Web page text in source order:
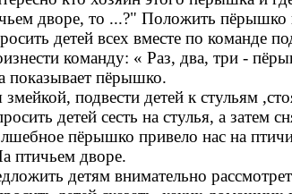
дворе, то ...?" Положить пёрышко
детей всех вместе по команде
команду: « Раз, два, три -
показывает пёрышко.
подвести детей к стульям
детей сесть на стулья, а затем
пёрышко привело нас на
птичьем дворе.
детям внимательно